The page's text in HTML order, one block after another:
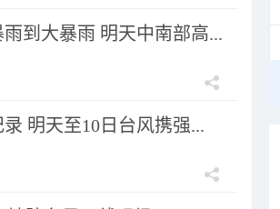
到大暴雨 明天中南部高...
明天至10日台风携强...